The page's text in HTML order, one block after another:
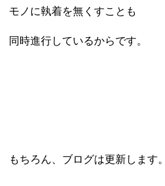
モノに執着を無くすことも
同時進行しているからです。
もちろん、ブログは更新します。